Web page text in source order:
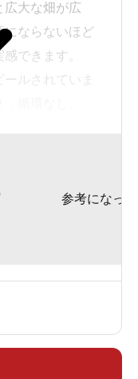
大な畑が広
にならないほど
できます。
ルされていま
した（個人差
所があるので
、地元の人々
参考になった